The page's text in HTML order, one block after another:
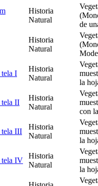
Historia
Natural
de
Historia
Natural
tela I
Historia
Natural
la
tela II
Historia
Natural
con
tela III
Historia
Natural
la
tela IV
Historia
Natural
la